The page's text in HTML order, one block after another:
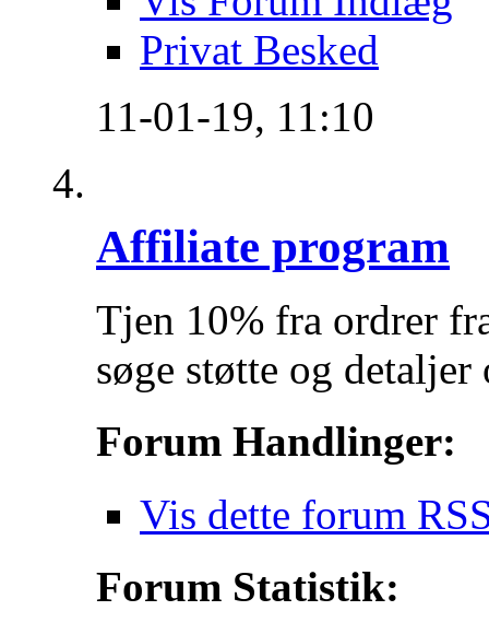
Privat Besked
11-01-19, 11:10
Affiliate program
Tjen 10% fra ordrer
søge støtte og
Forum Handlinger:
Vis dette forum
Forum Statistik: